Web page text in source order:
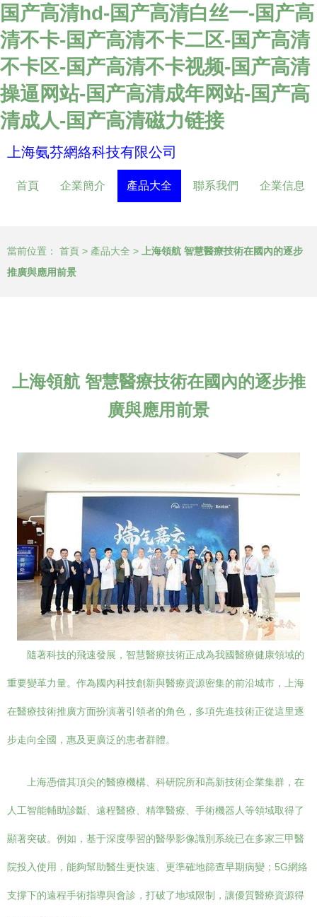
国产高清hd-国产高清白丝一-国产高
清不卡-国产高清不卡二区-国产高清
不卡区-国产高清不卡视频-国产高清
操逼网站-国产高清成年网站-国产高
清成人-国产高清磁力链接
上海氨芬網絡科技有限公司
首頁 企業簡介 產品大全 聯系我們 企業信息
當前位置： 首頁 > 產品大全 >
上海領航 智慧醫療技術在國內的逐步
推廣與應用前景
上海領航 智慧醫療技術在國內的逐步推
廣與應用前景
隨著科技的飛速發展，智慧醫療技術正成為我國醫療健康領域的
重要變革力量。作為國內科技創新與醫療資源密集的前沿城市，上海
在醫療技術推廣方面扮演著引領者的角色，多項先進技術正從這里逐
步走向全國，惠及更廣泛的患者群體。
上海憑借其頂尖的醫療機構、科研院所和高新技術企業集群，在
人工智能輔助診斷、遠程醫療、精準醫療、手術機器人等領域取得了
顯著突破。例如，基于深度學習的醫學影像識別系統已在多家三甲醫
院投入使用，能夠幫助醫生更快速、更準確地篩查早期病變；5G網絡
支撐下的遠程手術指導與會診，打破了地域限制，讓優質醫療資源得